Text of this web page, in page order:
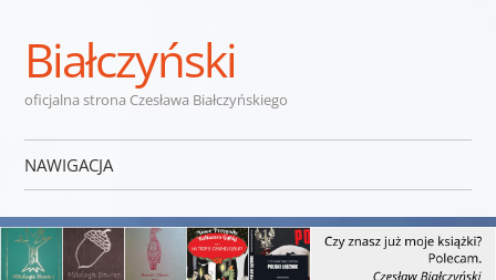
Białczyński
oficjalna strona Czesława Białczyńskiego
NAWIGACJA